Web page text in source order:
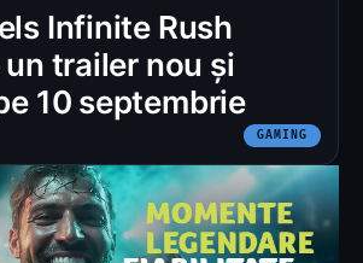
Infinite Rush
trailer nou și
10 septembrie
GAMING